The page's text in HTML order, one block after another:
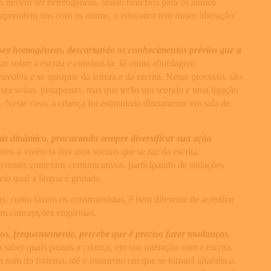
devem ser heterogêneas, sendo benéfico para os alunos
uns com os outros, o educador tem maior liberação
homogêneas, descartando os conhecimentos prévios que a
sobre a escrita e construí-la. Já numa abordagem
e se aproprie da leitura e da escrita. Nesse processo, são
soltas, justapostas, mas que terão um sentido e uma ligação
caso, a criança foi estimulada diariamente em sala de
dinâmico, procurando sempre diversificar sua ação
a vivência dos usos sociais que se faz da escrita,
contextos comunicativos, participando de situações
qual a língua é grafada.
como fazem os construtivistas, é bem diferente de acreditar
concepções empiristas.
frequentemente, percebe que é preciso fazer mudanças.
quais passos a criança, em sua interação com a escrita,
do fonema, até o momento em que se tornará alfabética.